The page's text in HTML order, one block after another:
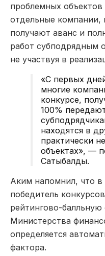
проблемных объектов
отдельные компании,
получают аванс и
работ субподрядным
не участвуя в
«С первых
многие
конкурсе,
100%
находятся в
практически
объектах», —
Сатыбалды.
Аким напомнил, что в
победитель
рейтингово-балльную
Министерства
определяется
фактора.